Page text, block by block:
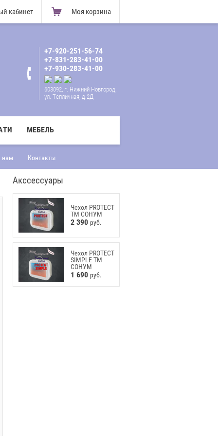
кабинет Моя корзина
+7-920-251-56-74
+7-831-283-41-00
+7-930-283-41-00
603092, г. Нижний Новгород,
ул. Тепличная, д.2Д
МЕБЕЛЬ
нам Контакты
Акссессуары
Чехол PROTECT
ТМ СОНУМ
2 390 руб.
Чехол PROTECT
SIMPLE ТМ
СОНУМ
1 690 руб.